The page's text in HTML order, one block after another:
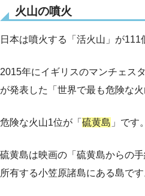
火山の噴火
日本は噴火する「活火山」が111
2015年にイギリスのマンチェス
が発表した「世界で最も危険な
危険な火山1位が「 硫黄島 」です。
硫黄島は映画の「硫黄島からの
所有する小笠原諸島にある島です